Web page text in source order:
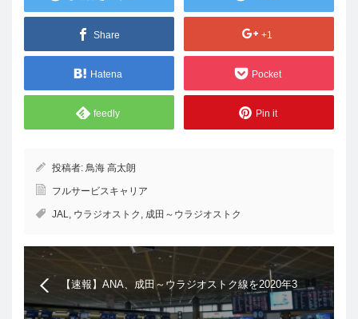
Share +1
Hatena Pocket
feedly Pin it
投稿者: 鳥海 高太朗
フルサービスキャリア
JAL, ウラジオストク , 成田～ウラジオストク
【速報】ANA、成田～ウラジオストク線を2020年3
月に就航することを発表